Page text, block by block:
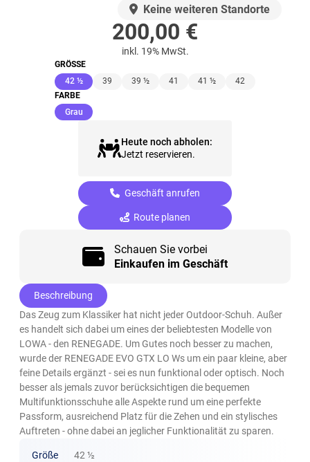
Keine weiteren Standorte
200,00 €
inkl. 19% MwSt.
GRÖSSE
42 ½(ausgewählt)
39 39 ½ 41 41 ½
42
FARBE
Grau(ausgewählt)
Heute noch abholen:
Jetzt reservieren.
Geschäft anrufen
Route planen
Schauen Sie vorbei
Einkaufen im Geschäft
Beschreibung
Das Zeug zum Klassiker hat nicht jeder Outdoor-Schuh. Außer
es handelt sich dabei um eines der beliebtesten Modelle von
LOWA - den RENEGADE. Um Gutes noch besser zu machen,
wurde der RENEGADE EVO GTX LO Ws um ein paar kleine, aber
feine Details ergänzt - sei es nun funktional oder optisch. Noch
besser als jemals zuvor berücksichtigen die bequemen
Multifunktionsschuhe alle Aspekte rund um eine perfekte
Passform, ausreichend Platz für die Zehen und ein stylisches
Auftreten - ohne dabei an jeglicher Funktionalität zu sparen.
Größe 42 ½